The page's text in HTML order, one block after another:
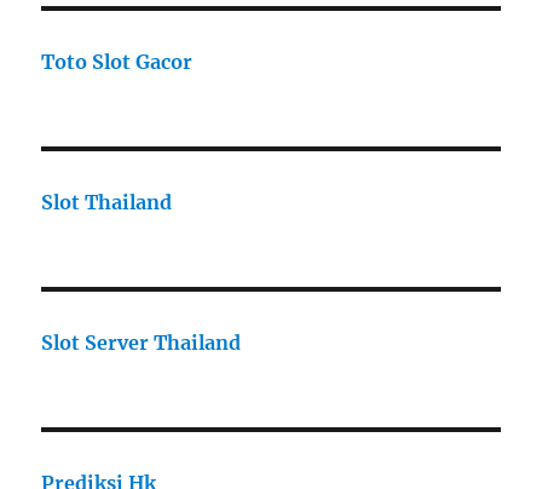
Toto Slot Gacor
Slot Thailand
Slot Server Thailand
Prediksi Hk